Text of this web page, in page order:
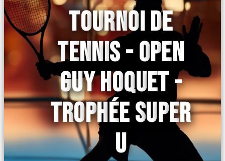
TOURNOI DE
TENNIS - OPEN
GUY HOQUET -
TROPHÉE SUPER
U